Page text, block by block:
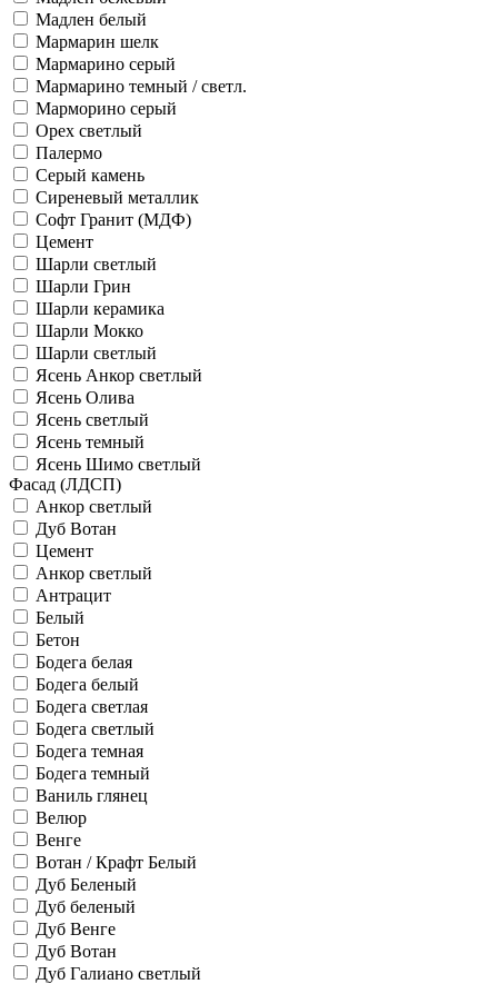
Мадлен белый
Мармарин шелк
Мармарино серый
Мармарино темный / светл.
Марморино серый
Орех светлый
Палермо
Серый камень
Сиреневый металлик
Софт Гранит (МДФ)
Цемент
Шарли светлый
Шарли Грин
Шарли керамика
Шарли Мокко
Шарли светлый
Ясень Анкор светлый
Ясень Олива
Ясень светлый
Ясень темный
Ясень Шимо светлый
Фасад (ЛДСП)
Анкор светлый
Дуб Вотан
Цемент
Анкор светлый
Антрацит
Белый
Бетон
Бодега белая
Бодега белый
Бодега светлая
Бодега светлый
Бодега темная
Бодега темный
Ваниль глянец
Велюр
Венге
Вотан / Крафт Белый
Дуб Беленый
Дуб беленый
Дуб Венге
Дуб Вотан
Дуб Галиано светлый